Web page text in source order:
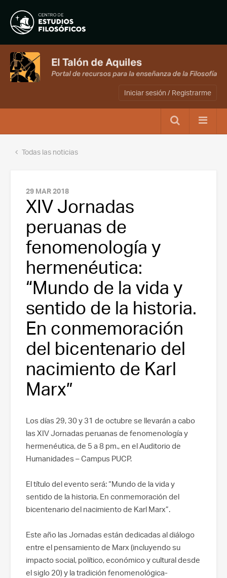
Iniciar sesión / Registrarme
Todas las noticias
29 MAR 2018
XIV Jornadas
peruanas de
fenomenología y
hermenéutica:
“Mundo de la vida y
sentido de la historia.
En conmemoración
del bicentenario del
nacimiento de Karl
Marx”
Los días 29, 30 y 31 de octubre se llevarán a cabo
las XIV Jornadas peruanas de fenomenología y
hermenéutica, de 5 a 8 pm., en el Auditorio de
Humanidades – Campus PUCP.
El título del evento será: “Mundo de la vida y
sentido de la historia. En conmemoración del
bicentenario del nacimiento de Karl Marx”.
Este año las Jornadas están dedicadas al diálogo
entre el pensamiento de Marx (incluyendo su
impacto social, político, económico y cultural desde
el siglo 20) y la tradición fenomenológica-